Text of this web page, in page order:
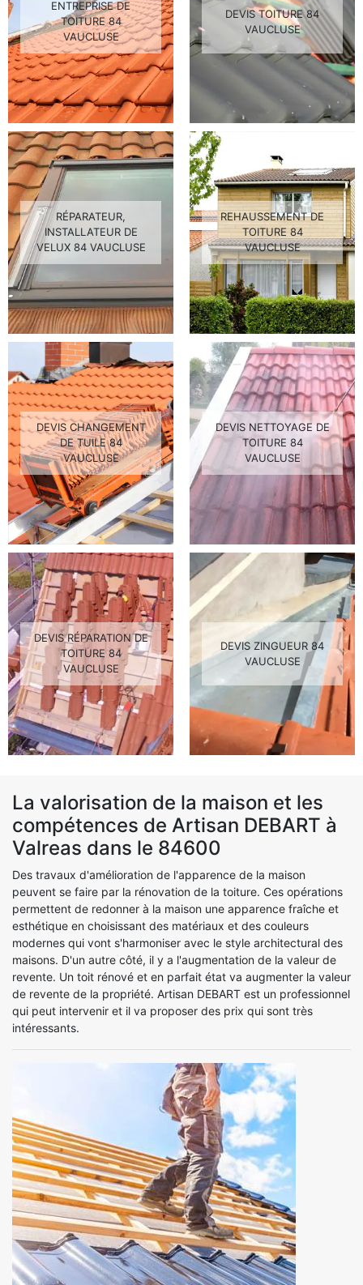
ENTREPRISE DE
TOITURE 84
VAUCLUSE
DEVIS TOITURE 84
VAUCLUSE
RÉPARATEUR,
INSTALLATEUR DE
VELUX 84 VAUCLUSE
REHAUSSEMENT DE
TOITURE 84
VAUCLUSE
DEVIS CHANGEMENT
DE TUILE 84
VAUCLUSE
DEVIS NETTOYAGE DE
TOITURE 84
VAUCLUSE
DEVIS RÉPARATION DE
TOITURE 84
VAUCLUSE
DEVIS ZINGUEUR 84
VAUCLUSE
La valorisation de la maison et les
compétences de Artisan DEBART à
Valreas dans le 84600
Des travaux d'amélioration de l'apparence de la maison
peuvent se faire par la rénovation de la toiture. Ces opérations
permettent de redonner à la maison une apparence fraîche et
esthétique en choisissant des matériaux et des couleurs
modernes qui vont s'harmoniser avec le style architectural des
maisons. D'un autre côté, il y a l'augmentation de la valeur de
revente. Un toit rénové et en parfait état va augmenter la valeur
de revente de la propriété. Artisan DEBART est un professionnel
qui peut intervenir et il va proposer des prix qui sont très
intéressants.